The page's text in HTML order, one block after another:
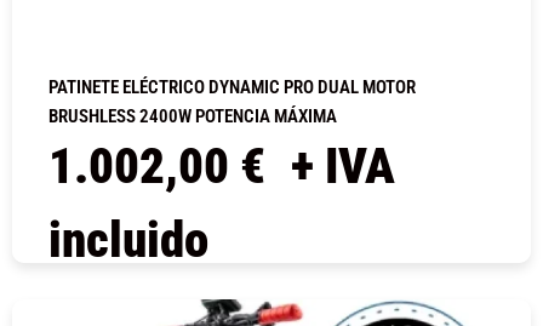
PATINETE ELÉCTRICO DYNAMIC PRO DUAL MOTOR
BRUSHLESS 2400W POTENCIA MÁXIMA
1.002,00 € + IVA
incluido
COMPRAR